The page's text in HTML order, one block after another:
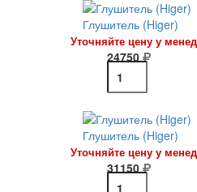
Глушитель (Higer)
Уточняйте цену у
24750
Глушитель (Higer)
Уточняйте цену у
31150